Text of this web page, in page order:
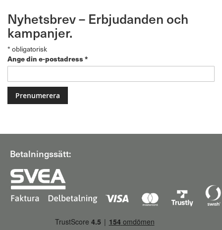
Nyhetsbrev – Erbjudanden och
kampanjer.
* obligatorisk
Ange din e-postadress *
Betalningssätt: